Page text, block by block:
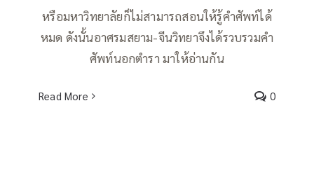
หรือมหาวิทยาลัยก็ไม่สามารถสอนให้รู้คำศัพท์ได้
หมด ดังนั้นอาศรมสยาม-จีนวิทยาจึงได้รวบรวมคำ
ศัพท์นอกตำรา มาให้อ่านกัน
Read More 0